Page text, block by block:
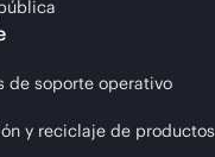
de soporte operativo
y reciclaje de productos